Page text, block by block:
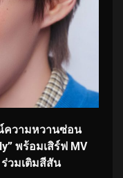
ความหวานซ่อน
พร้อมเสิร์ฟ MV
ร่วมเติมสีสัน